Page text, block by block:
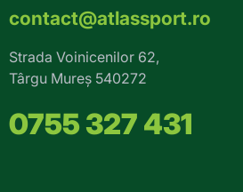
contact@atlassport.ro
Strada Voinicenilor 62,
Târgu Mureș 540272
0755 327 431